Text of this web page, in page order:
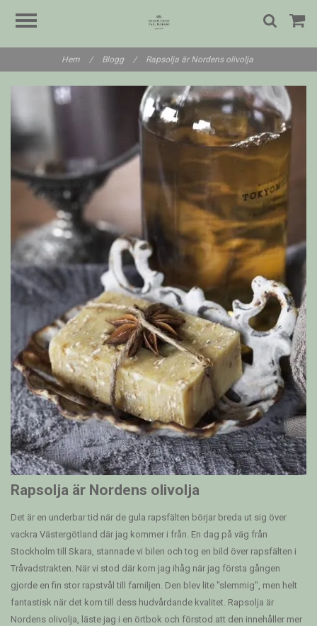
Hem / Blogg / Rapsolja är Nordens olivolja
Rapsolja är Nordens olivolja
Det är en underbar tid när de gula rapsfälten börjar breda ut sig över
vackra Västergötland där jag kommer i från. En dag på väg från
Stockholm till Skara, stannade vi bilen och tog en bild över rapsfälten i
Tråvadstrakten. När vi stod där kom jag ihåg när jag första gången
gjorde en fin stor rapstvål till familjen. Den blev lite "slemmig", men helt
fantastisk när det kom till dess hudvårdande kvalitet. Rapsolja är
Nordens olivolja, läste jag i en örtbok och förstod att den innehåller mer